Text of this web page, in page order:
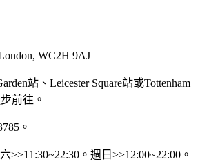
WC2H 9AJ
站、Leicester Square站或Tottenham
前往。
。
>>11:30~22:30。週日>>12:00~22:00。